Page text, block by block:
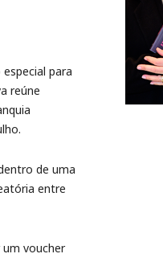
para
reúne
de uma
entre
um voucher